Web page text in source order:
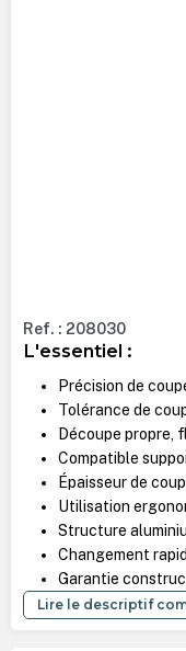
Ref. : 208030
L'essentiel :
Précision de
Tolérance de
Découpe propre,
Compatible
Épaisseur de
Utilisation
Structure
Changement
Garantie
Lire le descriptif